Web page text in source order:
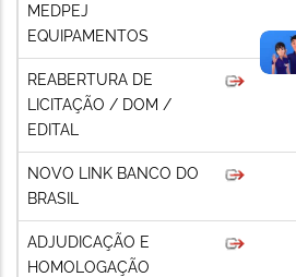
MEDPEJ
EQUIPAMENTOS
REABERTURA DE
LICITAÇÃO / DOM /
EDITAL
NOVO LINK BANCO DO
BRASIL
ADJUDICAÇÃO E
HOMOLOGAÇÃO